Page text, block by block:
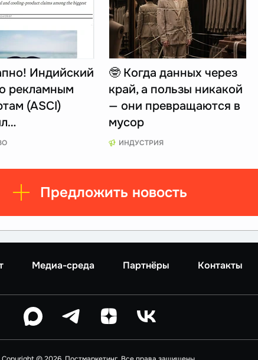
Индийский
рекламным
(ASCI)
🤓 Когда данных через
край, а пользы никакой
— они превращаются в
мусор
ИНДУСТРИЯ
Предложить новость
Медиа-среда Партнёры Контакты